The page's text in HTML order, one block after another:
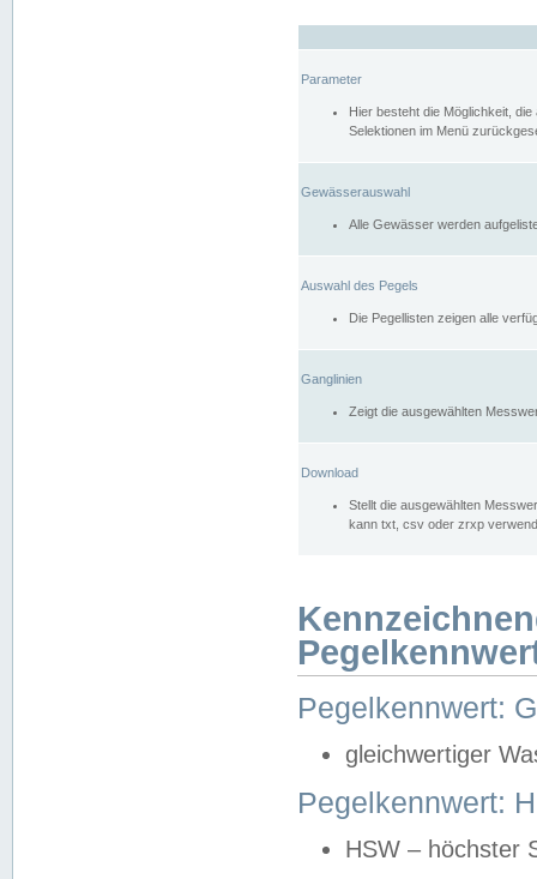
Parameter
Hier besteht die Möglichkeit,
Selektionen im Menü
Gewässerauswahl
Alle Gewässer werden
Auswahl des Pegels
Die Pegellisten zeigen alle
Ganglinien
Zeigt die ausgewählten
Download
Stellt die ausgewählten
kann txt, csv oder zrxp
Pegelkennwert:
gleichwertiger
Pegelkennwert:
HSW – höchster